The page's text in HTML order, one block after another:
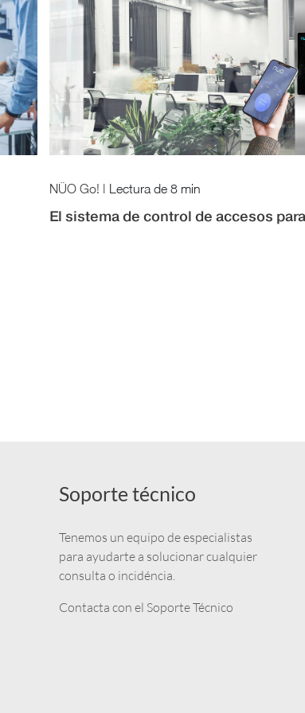
NÜO Go! | Lectura de 8 min
El sistema de control de accesos
Soporte técnico
Tenemos un equipo de especialistas
para ayudarte a solucionar cualquier
consulta o incidéncia.
Contacta con el Soporte Técnico